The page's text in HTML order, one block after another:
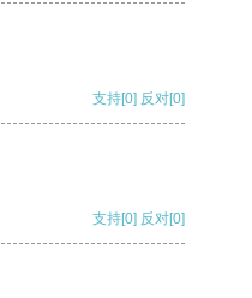
支持[0] 反对[0]
支持[0] 反对[0]